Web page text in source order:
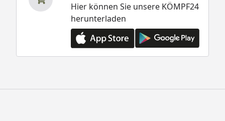
Hier können Sie unsere KÖMPF24
herunterladen